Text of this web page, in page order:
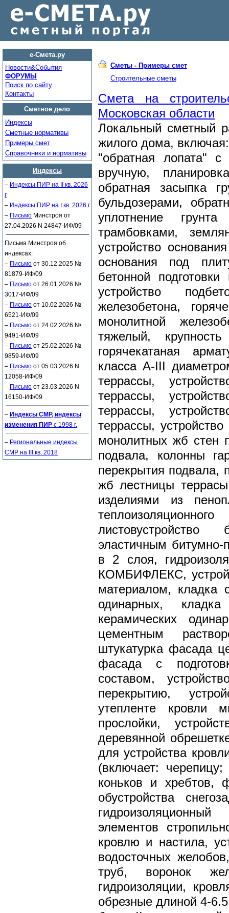
е-Смета.ру
Новости&Cобытия
ФОРУМЫ
Поиск по сайту
Контакты
Сметное дело
Индексы
Сметные нормативы
Примеры смет
Справочники и нормативы
Индексы
– Индексы ПИР на II кв. 2026
г
– Индексы ПИР на I кв. 2026 г
– Письмо Минстроя от
27.04.2026 N 24847-ИФ/09
Письма Минстроя об
индексах:
– Письмо от 30.12.2025 №
81879-ИФ/09
– Письмо от 26.01.2026 №
3017-ИФ/09
– Письмо от 10.02.2026 №
6521-ИФ/09
– Письмо от 24.02.2026 №
9491-ИФ/09
– Письмо от 25.02.2026 №
9859-ИФ/09
– Письмо от 05.03.2026 N
12058-ИФ/09
– Письмо от 23.03.2026 N
16150-ИФ/09
– Индексы СМР, индексы
изменения ПИР с 1998 г.
– Региональные индексы
СМР на III кв. 2018
Сметы - Примеры смет
Строительные сметы
Смета на
Московская области
Локальный сметный
жилого дома, включая:
"обратная лопата"
вручную,
обратная засыпка
бульдозерами,
уплотнение
трамбовками,
устройство
основания под
бетонной
устройство
железобетона,
монолитной
тяжелый,
горячекатаная
класса А-III
террассы,
террассы,
террассы,
террассы,
монолитных жб стен
подвала, колонны
перекрытия подвала,
жб лестницы
изделиями из
листовустройство
эластичным
в 2 слоя,
КОМБИФЛЕКС,
материалом, кладка
одинарных,
керамических
цементным
штукатурка фасада
фасада с
составом,
перекрытию,
утепленте кровли
прослойки,
деревянной
для устройства
(включает:
коньков и хребтов,
обустройства
элементов
кровлю и настила,
водосточных
труб, воронок
гидроизоляции,
обрезные длиной 4-